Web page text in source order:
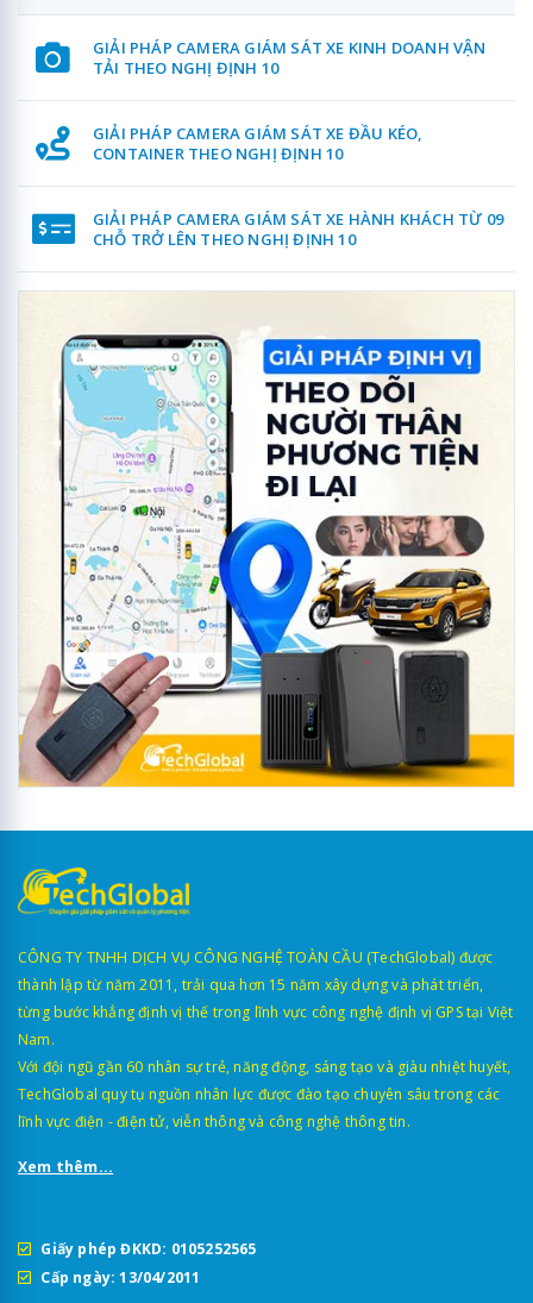
GIẢI PHÁP CAMERA GIÁM SÁT XE KINH DOANH VẬN
TẢI THEO NGHỊ ĐỊNH 10
GIẢI PHÁP CAMERA GIÁM SÁT XE ĐẦU KÉO,
CONTAINER THEO NGHỊ ĐỊNH 10
GIẢI PHÁP CAMERA GIÁM SÁT XE HÀNH KHÁCH TỪ 09
CHỖ TRỞ LÊN THEO NGHỊ ĐỊNH 10
CÔNG TY TNHH DỊCH VỤ CÔNG NGHỆ TOÀN CẦU (TechGlobal) được
thành lập từ năm 2011, trải qua hơn 15 năm xây dựng và phát triển,
từng bước khẳng định vị thế trong lĩnh vực công nghệ định vị GPS tại Việt
Nam.
Với đội ngũ gần 60 nhân sự trẻ, năng động, sáng tạo và giàu nhiệt huyết,
TechGlobal quy tụ nguồn nhân lực được đào tạo chuyên sâu trong các
lĩnh vực điện - điện tử, viễn thông và công nghệ thông tin.
Xem thêm...
Giấy phép ĐKKD: 0105252565
Cấp ngày: 13/04/2011